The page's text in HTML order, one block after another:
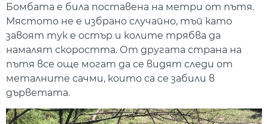
Бомбата е била поставена на метри от пътя.
Мястото не е избрано случайно, тъй като
завоят тук е остър и колите трябва да
намалят скоростта. От другата страна на
пътя все още могат да се видят следи от
металните сачми, които са се забили в
дърветата.